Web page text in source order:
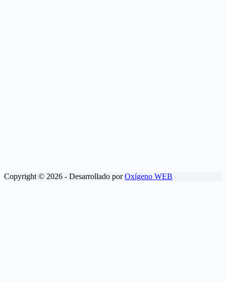
Copyright © 2026 - Desarrollado porOxígeno WEB